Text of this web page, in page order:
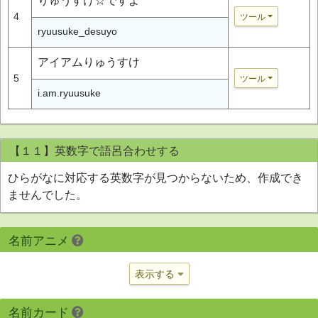
4 ツール
ryuusuke_desuyo
5
アイアムりゅうすけ
ツール
i.am.ryuusuke
【１１】英数字で語呂合わせする
ひらがなに対応する英数字が見つからないため、作成でき
ませんでした。
名前アニメ
表示する
名前カード